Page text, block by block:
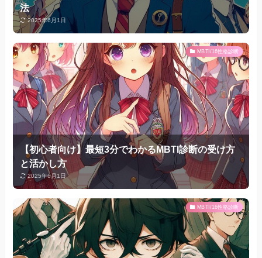
法
2025年6月1日
MBTI/16性格診断
【初心者向け】最短3分でわかるMBTI診断の受け方
と活かし方
2025年6月1日
MBTI/16性格診断